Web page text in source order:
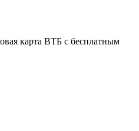
карта ВТБ с бесплатным